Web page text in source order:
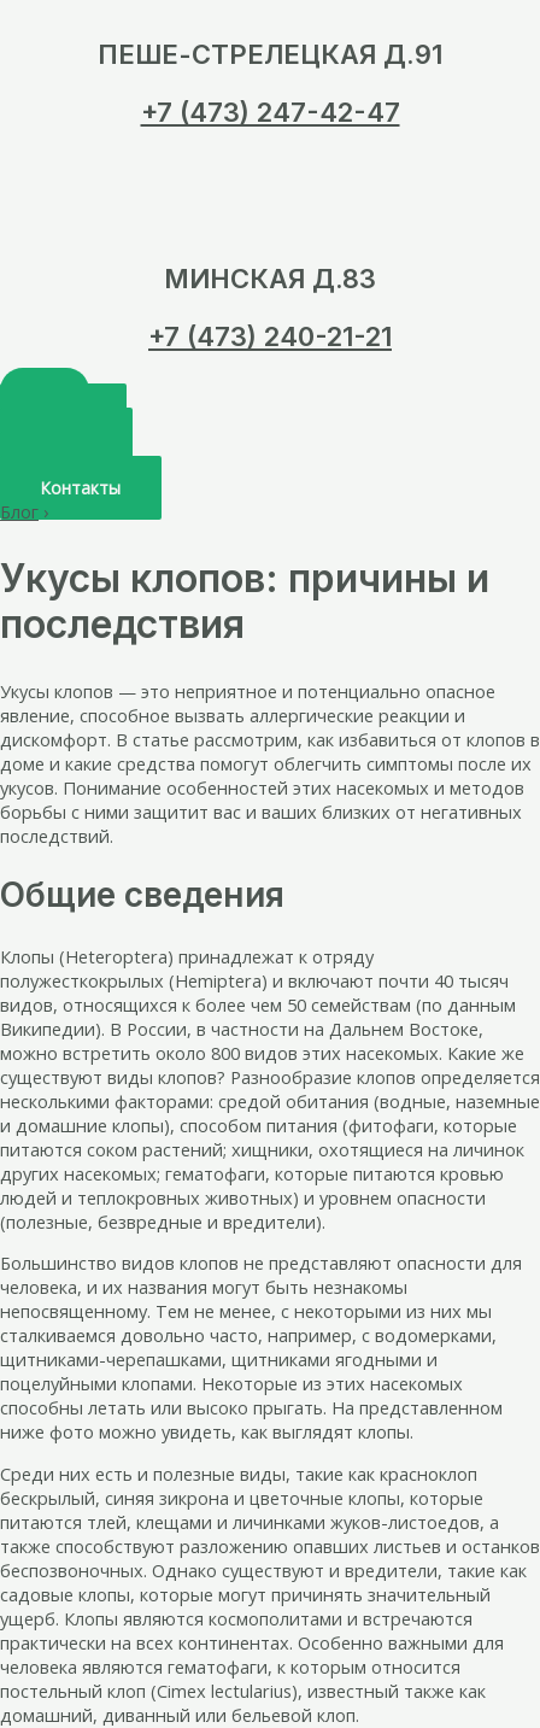
ПЕШЕ-СТРЕЛЕЦКАЯ Д.91
+7 (473) 247-42-47
МИНСКАЯ Д.83
+7 (473) 240-21-21
Контакты
Блог ›
Укусы клопов: причины и
последствия
Укусы клопов — это неприятное и потенциально опасное
явление, способное вызвать аллергические реакции и
дискомфорт. В статье рассмотрим, как избавиться от клопов в
доме и какие средства помогут облегчить симптомы после их
укусов. Понимание особенностей этих насекомых и методов
борьбы с ними защитит вас и ваших близких от негативных
последствий.
Общие сведения
Клопы (Heteroptera) принадлежат к отряду
полужесткокрылых (Hemiptera) и включают почти 40 тысяч
видов, относящихся к более чем 50 семействам (по данным
Википедии). В России, в частности на Дальнем Востоке,
можно встретить около 800 видов этих насекомых. Какие же
существуют виды клопов? Разнообразие клопов определяется
несколькими факторами: средой обитания (водные, наземные
и домашние клопы), способом питания (фитофаги, которые
питаются соком растений; хищники, охотящиеся на личинок
других насекомых; гематофаги, которые питаются кровью
людей и теплокровных животных) и уровнем опасности
(полезные, безвредные и вредители).
Большинство видов клопов не представляют опасности для
человека, и их названия могут быть незнакомы
непосвященному. Тем не менее, с некоторыми из них мы
сталкиваемся довольно часто, например, с водомерками,
щитниками-черепашками, щитниками ягодными и
поцелуйными клопами. Некоторые из этих насекомых
способны летать или высоко прыгать. На представленном
ниже фото можно увидеть, как выглядят клопы.
Среди них есть и полезные виды, такие как красноклоп
бескрылый, синяя зикрона и цветочные клопы, которые
питаются тлей, клещами и личинками жуков-листоедов, а
также способствуют разложению опавших листьев и останков
беспозвоночных. Однако существуют и вредители, такие как
садовые клопы, которые могут причинять значительный
ущерб. Клопы являются космополитами и встречаются
практически на всех континентах. Особенно важными для
человека являются гематофаги, к которым относится
постельный клоп (Cimex lectularius), известный также как
домашний, диванный или бельевой клоп.